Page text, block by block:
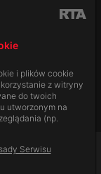
]
(18+),
i plików cookie
z witryny
do twoich
utworzonym na
(np.
Serwisu